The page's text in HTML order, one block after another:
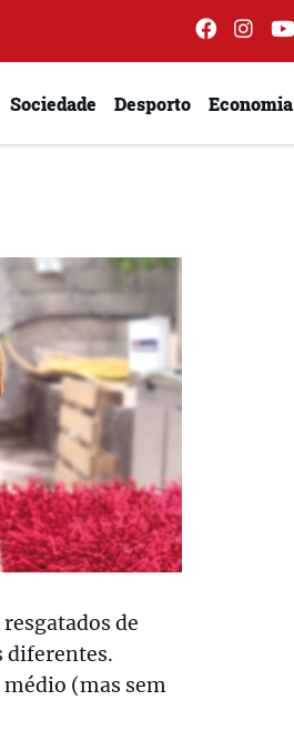
Sociedade Desporto Economia
de
diferentes.
médio (mas sem